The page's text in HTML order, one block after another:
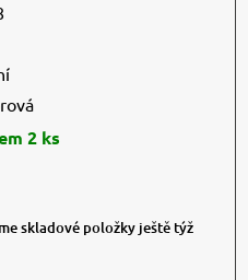
2 ks
skladové položky ještě týž